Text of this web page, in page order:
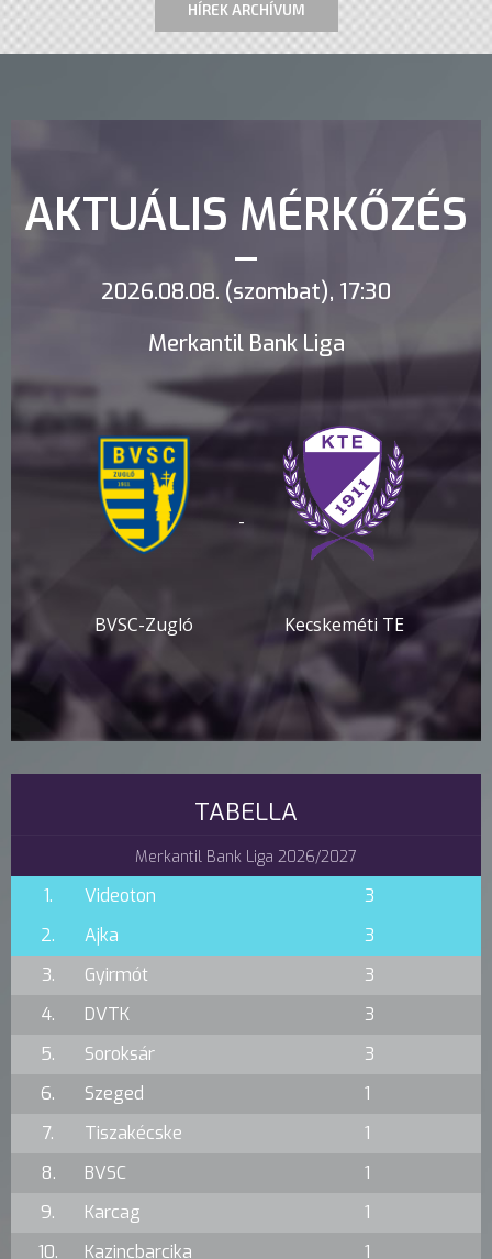
HÍREK ARCHÍVUM
AKTUÁLIS MÉRKŐZÉS
2026.08.08. (szombat), 17:30
Merkantil Bank Liga
BVSC-Zugló
-
Kecskeméti TE
TABELLA
Merkantil Bank Liga 2026/2027
1. Videoton
3
2.
Ajka
3
3.
Gyirmót
3
4.
DVTK
3
5.
Soroksár
3
6.
Szeged
1
7.
Tiszakécske
1
8.
BVSC
1
9.
Karcag
1
10.
Kazincbarcika 1